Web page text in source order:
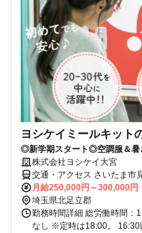
ヨシケイミールキット
◎新学期スタート◎空調服＆
株式会社ヨシケイ大宮
交通・アクセス さいたま市
月給250,000円～300,000円
埼玉県北足立郡
勤務時間詳細 総労働時間
なし ※定時は18:00。 16:30